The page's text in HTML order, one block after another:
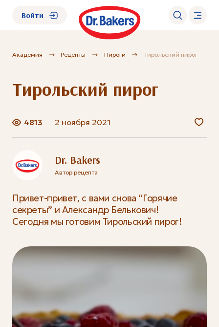
О нас
Каталог
Академия
Войти
Академия Рецепты Пироги Тирольский пирог
Тирольский пирог
4813 2 ноября 2021
Dr. Bakers
Автор рецепта
Привет-привет, с вами снова “Горячие
секреты” и Александр Белькович!
Сегодня мы готовим Тирольский пирог!